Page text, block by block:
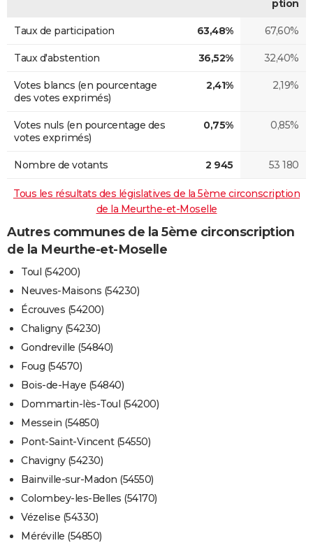
ption
Taux de participation 63,48% 67,60%
Taux d'abstention 36,52% 32,40%
Votes blancs (en pourcentage
des votes exprimés)
2,41% 2,19%
Votes nuls (en pourcentage des
votes exprimés)
0,75% 0,85%
Nombre de votants 2 945 53 180
Tous les résultats des législatives de la 5ème circonscription
de la Meurthe-et-Moselle
Autres communes de la 5ème circonscription
de la Meurthe-et-Moselle
Toul (54200)
Neuves-Maisons (54230)
Écrouves (54200)
Chaligny (54230)
Gondreville (54840)
Foug (54570)
Bois-de-Haye (54840)
Dommartin-lès-Toul (54200)
Messein (54850)
Pont-Saint-Vincent (54550)
Chavigny (54230)
Bainville-sur-Madon (54550)
Colombey-les-Belles (54170)
Vézelise (54330)
Méréville (54850)